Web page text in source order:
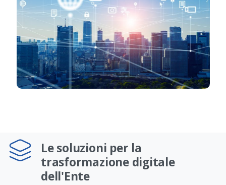
Le soluzioni per la
trasformazione digitale
dell'Ente